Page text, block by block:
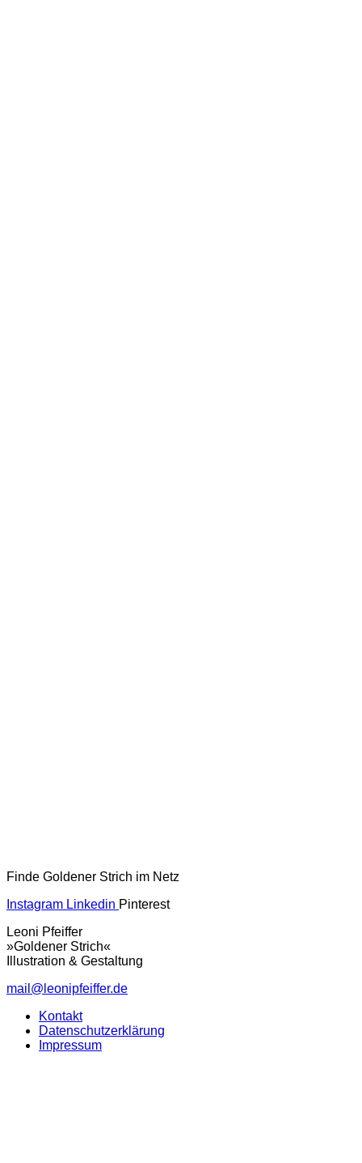
Finde Goldener Strich im Netz
Instagram Linkedin Pinterest
Leoni Pfeiffer
»Goldener Strich«
Illustration & Gestaltung
mail@leonipfeiffer.de
Kontakt
Datenschutzerklärung
Impressum